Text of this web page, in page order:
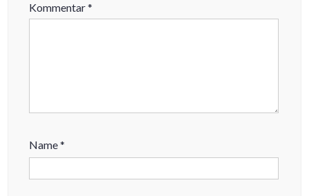
Kommentar*
Name*